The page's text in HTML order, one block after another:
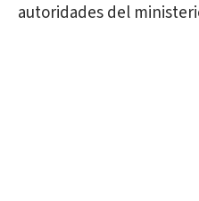
autoridades del